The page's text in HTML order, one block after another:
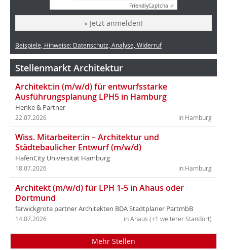
FriendlyCaptcha ⇗
» Jetzt anmelden!
Beispiele, Hinweise: Datenschutz, Analyse, Widerruf
Stellenmarkt Architektur
Architekt:in (m/w/d) für entwurfsstarke
Ausführungsplanung LPH5 in Hamburg
Henke & Partner
in Hamburg
22.07.2026
Wiss. Mitarbeiter:in – Architektur und
Städtebaulicher Entwurf (m/w/d)
HafenCity Universität Hamburg
in Hamburg
18.07.2026
Architekt (m/w/d) für LPH 1-5 in Ahaus oder
Dortmund
farwickgrote partner Architekten BDA Stadtplaner PartmbB
in Ahaus (+1 weiterer Standort)
14.07.2026
Mehr Stellen